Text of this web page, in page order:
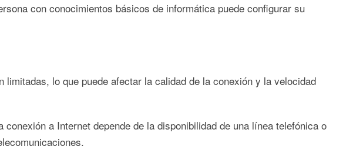
con conocimientos básicos de informática puede configurar su
lo que puede afectar la calidad de la conexión y la velocidad
a Internet depende de la disponibilidad de una línea telefónica o